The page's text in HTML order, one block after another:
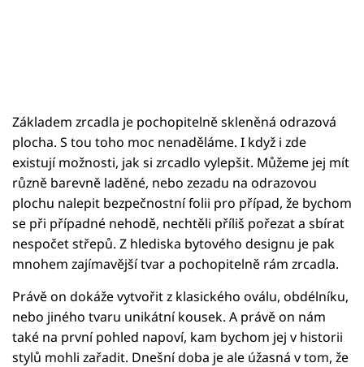
Základem zrcadla je pochopitelně skleněná odrazová
plocha. S tou toho moc nenaděláme. I když i zde
existují možnosti, jak si zrcadlo vylepšit. Můžeme jej mít
různě barevně laděné, nebo zezadu na odrazovou
plochu nalepit bezpečnostní folii pro případ, že bychom
se při případné nehodě, nechtěli příliš pořezat a sbírat
nespočet střepů. Z hlediska bytového designu je pak
mnohem zajímavější tvar a pochopitelně rám zrcadla.
Právě on dokáže vytvořit z klasického oválu, obdélníku,
nebo jiného tvaru unikátní kousek. A právě on nám
také na první pohled napoví, kam bychom jej v historii
stylů mohli zařadit. Dnešní doba je ale úžasná v tom, že